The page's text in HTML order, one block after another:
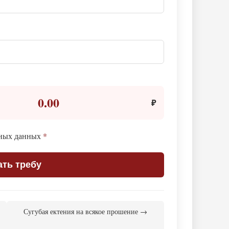
0.00 ₽
данных *
требу
Сугубая ектения на всякое прошение →